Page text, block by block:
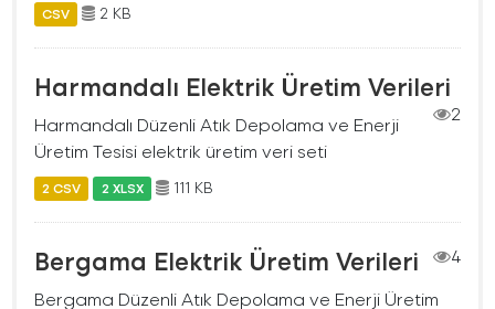
CSV 2 KB
Harmandalı Elektrik Üretim Verileri
2
Harmandalı Düzenli Atık Depolama ve Enerji
Üretim Tesisi elektrik üretim veri seti
2 CSV 2 XLSX 111 KB
Bergama Elektrik Üretim Verileri
4
Bergama Düzenli Atık Depolama ve Enerji Üretim